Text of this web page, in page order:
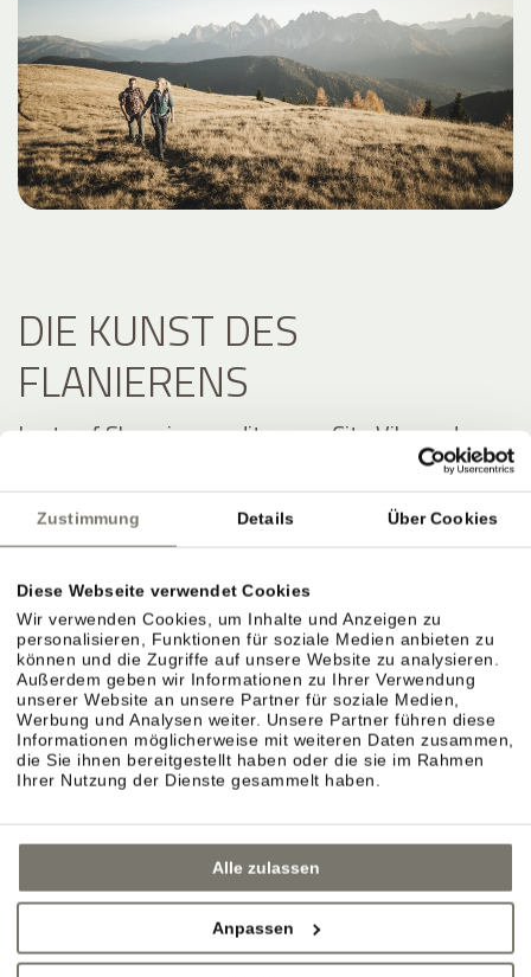
Zustimmung Details Über Cookies
Diese Webseite verwendet Cookies
Wir verwenden Cookies, um Inhalte und Anzeigen zu
personalisieren, Funktionen für soziale Medien anbieten zu
können und die Zugriffe auf unsere Website zu analysieren.
Außerdem geben wir Informationen zu Ihrer Verwendung
unserer Website an unsere Partner für soziale Medien,
Werbung und Analysen weiter. Unsere Partner führen diese
Informationen möglicherweise mit weiteren Daten zusammen,
die Sie ihnen bereitgestellt haben oder die sie im Rahmen
Ihrer Nutzung der Dienste gesammelt haben.
Alle zulassen
Anpassen
DIE KUNST DES
FLANIERENS
Lust auf Shopping, mediterrane City Vibes oder
dörflichen Charme? Spazieren Sie gemütlich durch
die Gassen von Eppan, Kaltern oder die
nahegelegenen Städte Bozen, Brixen oder Meran.